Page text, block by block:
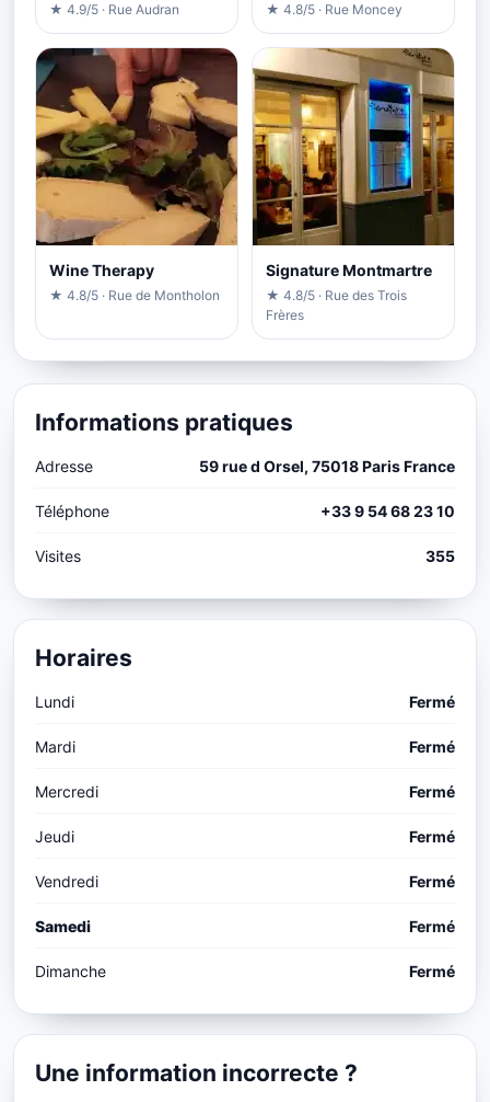
★ 4.9/5 · Rue Audran ★ 4.8/5 · Rue Moncey
Wine Therapy
★ 4.8/5 · Rue de Montholon
Signature Montmartre
★ 4.8/5 · Rue des Trois
Frères
Informations pratiques
Adresse 59 rue d Orsel, 75018 Paris France
Téléphone +33 9 54 68 23 10
Visites 355
Horaires
Lundi Fermé
Mardi Fermé
Mercredi Fermé
Jeudi Fermé
Vendredi Fermé
Samedi Fermé
Dimanche Fermé
Une information incorrecte ?